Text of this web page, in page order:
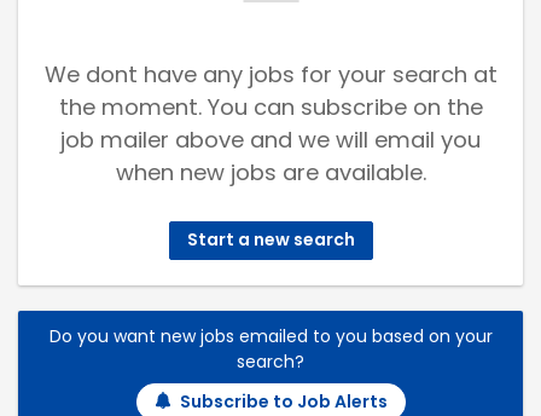
We dont have any jobs for your search at
the moment. You can subscribe on the
job mailer above and we will email you
when new jobs are available.
Start a new search
Do you want new jobs emailed to you based on your
search?
Subscribe to Job Alerts